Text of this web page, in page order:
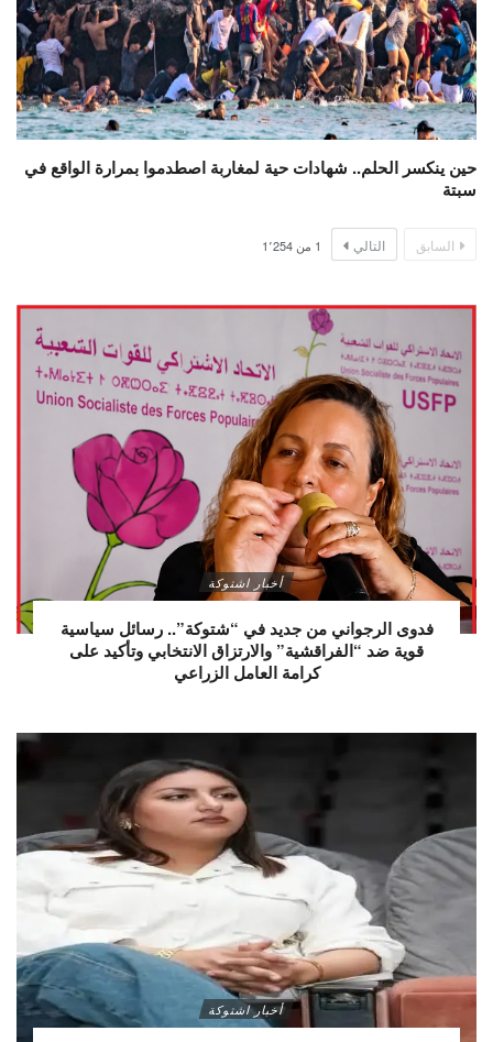
حين ينكسر الحلم.. شهادات حية لمغاربة اصطدموا بمرارة الواقع في
سبتة
السابق التالي 1 من 1٬254
أخبار اشتوكة
فدوى الرجواني من جديد في “شتوكة”.. رسائل سياسية
قوية ضد “الفراقشية” والارتزاق الانتخابي وتأكيد على
كرامة العامل الزراعي
أخبار اشتوكة